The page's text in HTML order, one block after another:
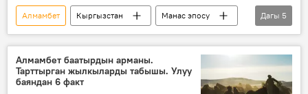
Алмамбет Кыргызстан
Манас эпосу
жүрүш
Жолой
жылкы
факты
Чоң казат
Дагы 5
Алмамбет баатырдын арманы.
Тарттырган жылкыларды табышы. Улуу
баяндан 6 факт